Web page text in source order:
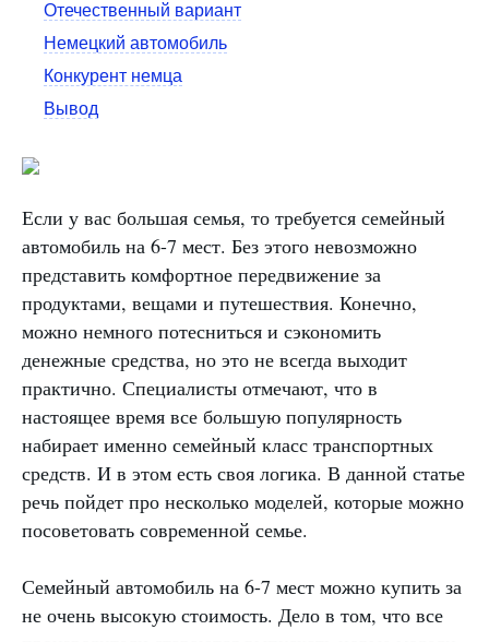
Отечественный вариант
Немецкий автомобиль
Конкурент немца
Вывод
Если у вас большая семья, то требуется семейный
автомобиль на 6-7 мест. Без этого невозможно
представить комфортное передвижение за
продуктами, вещами и путешествия. Конечно,
можно немного потесниться и сэкономить
денежные средства, но это не всегда выходит
практично. Специалисты отмечают, что в
настоящее время все большую популярность
набирает именно семейный класс транспортных
средств. И в этом есть своя логика. В данной статье
речь пойдет про несколько моделей, которые можно
посоветовать современной семье.
Семейный автомобиль на 6-7 мест можно купить за
не очень высокую стоимость. Дело в том, что все